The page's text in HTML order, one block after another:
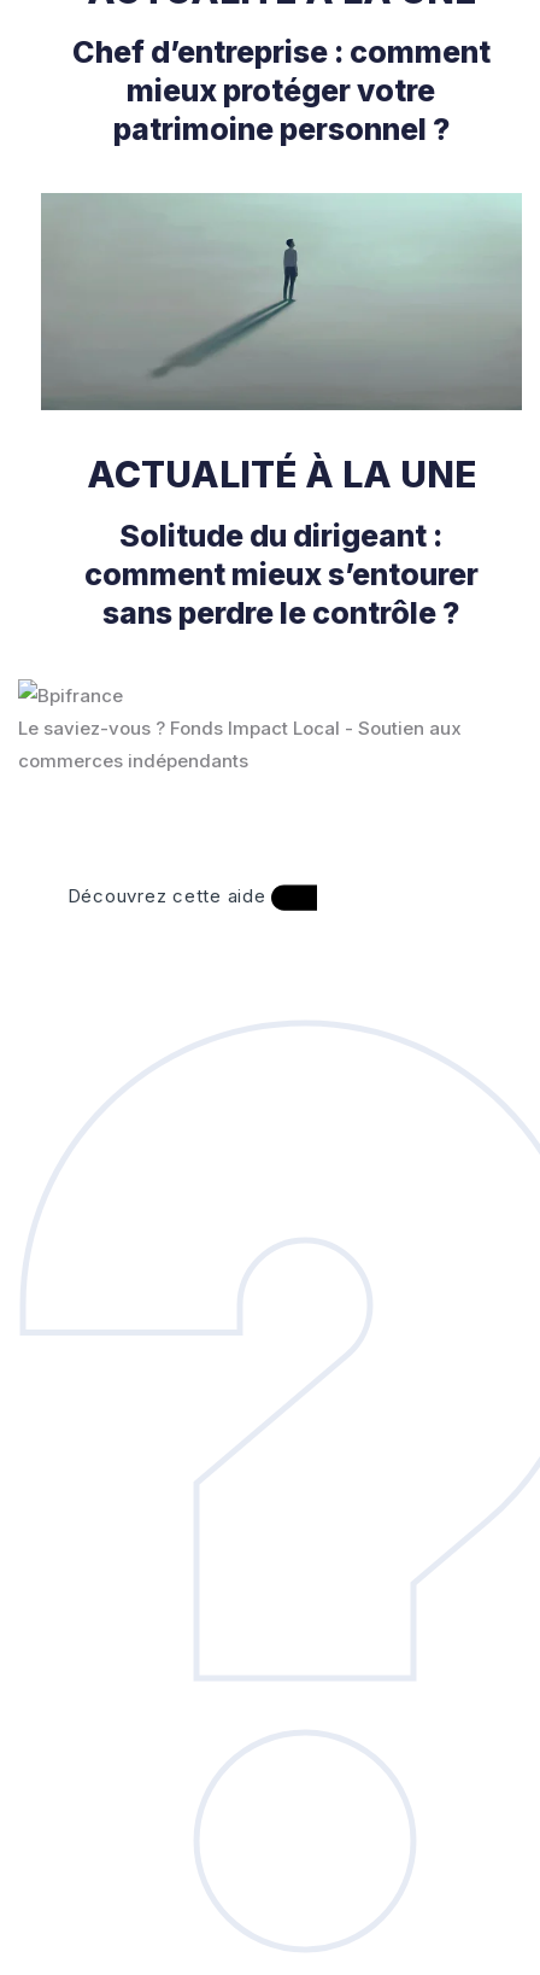
Chef d’entreprise : comment
mieux protéger votre
patrimoine personnel ?
ACTUALITÉ À LA UNE
Solitude du dirigeant :
comment mieux s’entourer
sans perdre le contrôle ?
Le saviez-vous ? Fonds Impact Local - Soutien aux
commerces indépendants
Découvrez cette aide